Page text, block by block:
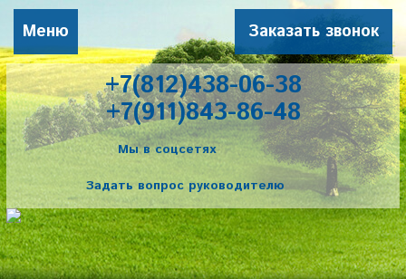
+7(812)438-06-38
+7(911)843-86-48
Заказать звонок
Мы в соцсетях
Задать вопрос руководителю
Меню